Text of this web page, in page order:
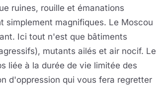
ruines, rouille et émanations
simplement magnifiques. Le Moscou
Ici tout n'est que bâtiments
mutants ailés et air nocif. Le
liée à la durée de vie limitée des
d'oppression qui vous fera regretter